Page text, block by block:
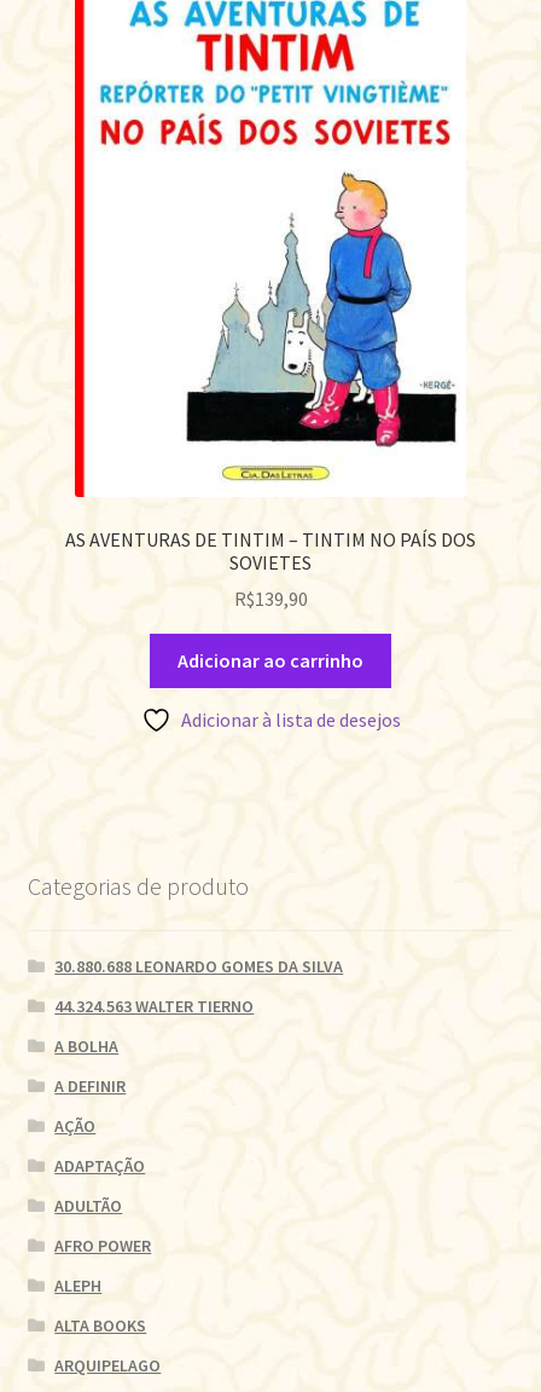
AS AVENTURAS DE TINTIM – TINTIM NO PAÍS DOS
SOVIETES
R$139,90
Adicionar ao carrinho
Adicionar à lista de desejos
Categorias de produto
30.880.688 LEONARDO GOMES DA SILVA
44.324.563 WALTER TIERNO
A BOLHA
A DEFINIR
AÇÃO
ADAPTAÇÃO
ADULTÃO
AFRO POWER
ALEPH
ALTA BOOKS
ARQUIPELAGO